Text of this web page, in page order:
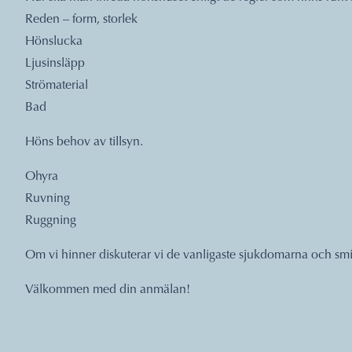
Reden – form, storlek
Hönslucka
Ljusinsläpp
Strömaterial
Bad
Höns behov av tillsyn.
Ohyra
Ruvning
Ruggning
Om vi hinner diskuterar vi de vanligaste sjukdomarna och
Välkommen med din anmälan!